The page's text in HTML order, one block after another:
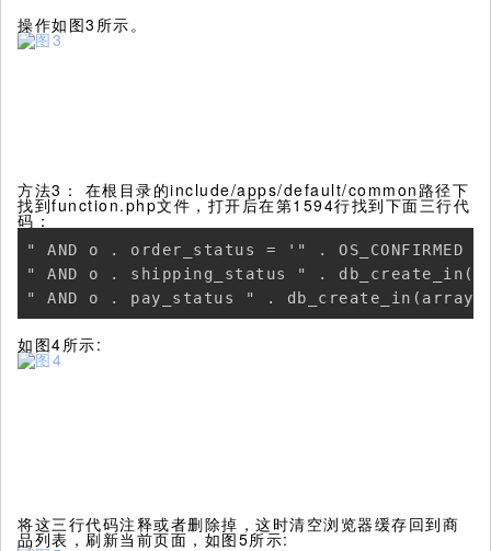
操作如图3所示。
方法3： 在根目录的include/apps/default/common路径下
找到function.php文件，打开后在第1594行找到下面三行代
码：
" AND o . order_status = '" .
" AND o . shipping_status " .
如图4所示:
将这三行代码注释或者删除掉，这时清空浏览器缓存回到商
品列表，刷新当前页面，如图5所示: